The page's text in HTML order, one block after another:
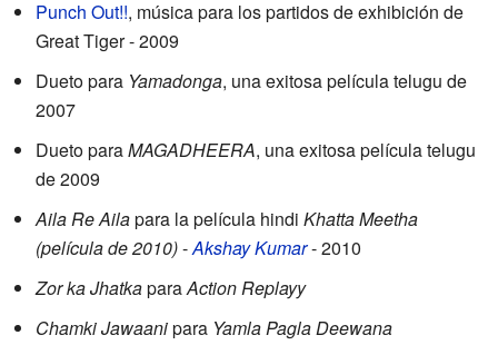
Punch Out!!, música para los partidos de exhibición de
Great Tiger - 2009
Dueto para Yamadonga, una exitosa película telugu de
2007
Dueto paraMAGADHEERA, una exitosa película telugu
de 2009
Aila Re Ailapara la película hindi Khatta Meetha
(película de 2010)-Akshay Kumar- 2010
Zor ka JhatkaparaAction Replayy
Chamki Jawaanipara Yamla Pagla Deewana